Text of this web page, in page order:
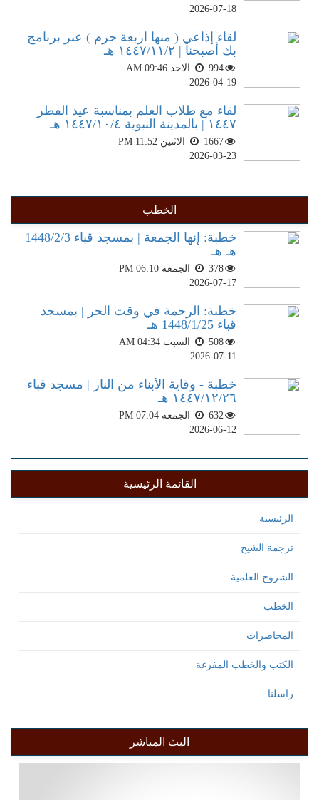
2026-07-18
لقاء إذاعي ( منها أربعة حرم ) عبر برنامج
بك أصبحنا | ١٤٤٧/١١/٢ هـ
994
الاحد AM 09:46
2026-04-19
لقاء مع طلاب العلم بمناسبة عيد الفطر
١٤٤٧ | بالمدينة النبوية ١٤٤٧/١٠/٤ هـ
1667
الاثنين PM 11:52
2026-03-23
الخطب
خطبة: إنها الجمعة | بمسجد قباء 1448/2/3
هـ هـ
378
الجمعة PM 06:10
2026-07-17
خطبة: الرحمة في وقت الحر | بمسجد
قباء 1448/1/25 هـ
508
السبت AM 04:34
2026-07-11
خطبة - وقاية الأبناء من النار | مسجد قباء
١٤٤٧/١٢/٢٦ هـ
632
الجمعة PM 07:04
2026-06-12
القائمة الرئيسية
الرئيسية
ترجمة الشيخ
الشروح العلمية
الخطب
المحاضرات
الكتب والخطب المفرغة
راسلنا
البث المباشر